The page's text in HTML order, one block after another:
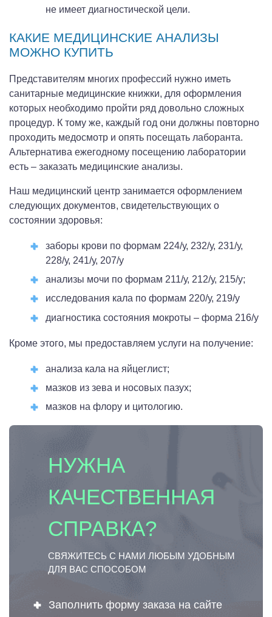
не имеет диагностической цели.
КАКИЕ МЕДИЦИНСКИЕ АНАЛИЗЫ
МОЖНО КУПИТЬ
Представителям многих профессий нужно иметь
санитарные медицинские книжки, для оформления
которых необходимо пройти ряд довольно сложных
процедур. К тому же, каждый год они должны повторно
проходить медосмотр и опять посещать лаборанта.
Альтернатива ежегодному посещению лаборатории
есть – заказать медицинские анализы.
Наш медицинский центр занимается оформлением
следующих документов, свидетельствующих о
состоянии здоровья:
заборы крови по формам 224/у, 232/у, 231/у,
228/у, 241/у, 207/у
анализы мочи по формам 211/у, 212/у, 215/у;
исследования кала по формам 220/у, 219/у
диагностика состояния мокроты – форма 216/у
Кроме этого, мы предоставляем услуги на получение:
анализа кала на яйцеглист;
мазков из зева и носовых пазух;
мазков на флору и цитологию.
НУЖНА
КАЧЕСТВЕННАЯ
СПРАВКА?
СВЯЖИТЕСЬ С НАМИ ЛЮБЫМ УДОБНЫМ
ДЛЯ ВАС СПОСОБОМ
Заполнить форму заказа на сайте